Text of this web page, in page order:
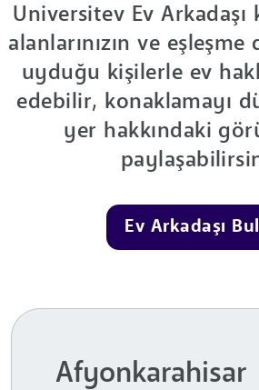
Universitev Ev
alanlarınızın ve
uyduğu kişilerle ev
edebilir, konaklamayı
yer hakkındaki
Ev Arkadaşı
Afyonkarahisar